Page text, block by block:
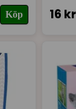
Köp 16 kr